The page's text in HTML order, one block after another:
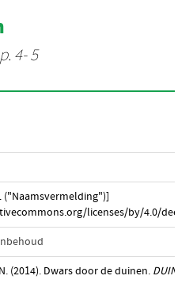
4- 5
("Naamsvermelding")]
licenses/by/4.0/
(2014). Dwars door de duinen. DUIN